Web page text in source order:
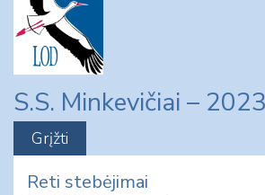
content
S.S. Minkevičiai –
Reti stebėjimai